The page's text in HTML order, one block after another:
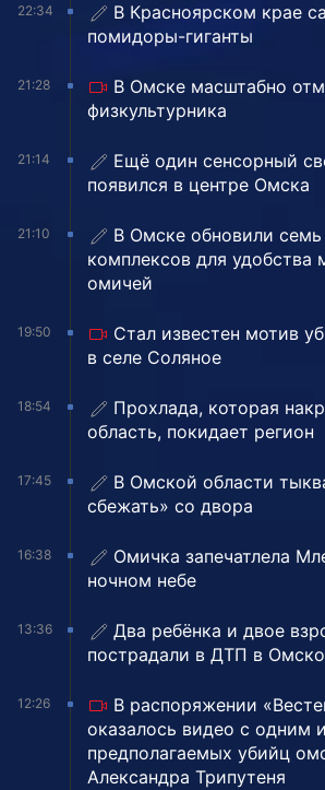
22:34
В Красноярском крае
помидоры-гиганты
21:28
В Омске масштабно
физкультурника
21:14
Ещё один сенсорный
появился в центре Омска
21:10
В Омске обновили
комплексов для удобства
омичей
19:50
Стал известен мотив
в селе Соляное
18:54
Прохлада, которая
область, покидает регион
17:45
В Омской области
сбежать» со двора
16:38
Омичка запечатлела
ночном небе
13:36
Два ребёнка и двое
пострадали в ДТП в
12:26
В распоряжении
оказалось видео с одним
предполагаемых убийц
Александра Трипутеня